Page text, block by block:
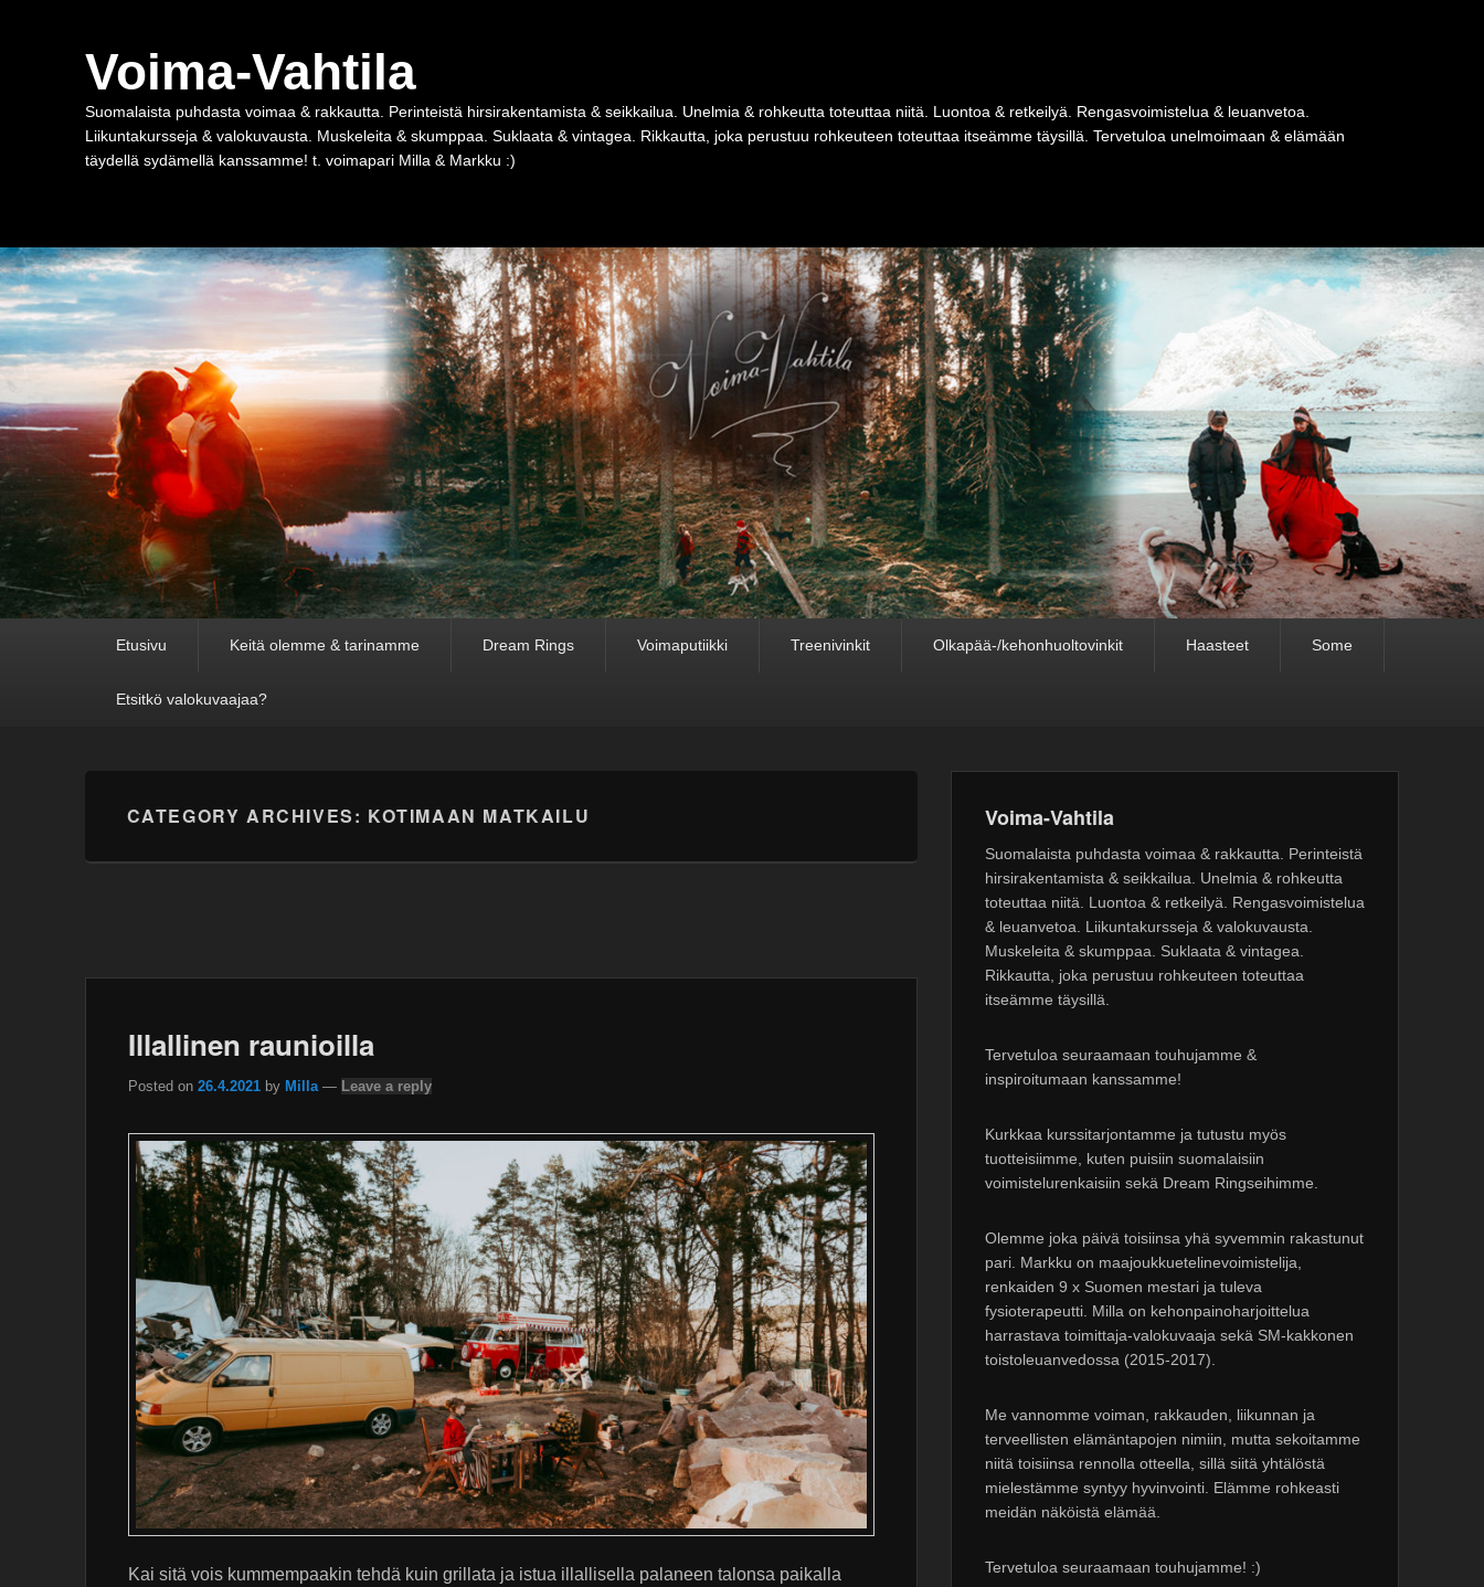
Voima-Vahtila
Suomalaista puhdasta voimaa & rakkautta. Perinteistä hirsirakentamista & seikkailua. Unelmia & rohkeutta toteuttaa niitä. Luontoa & retkeilyä. Rengasvoimistelua & leuanvetoa.
Liikuntakursseja & valokuvausta. Muskeleita & skumppaa. Suklaata & vintagea. Rikkautta, joka perustuu rohkeuteen toteuttaa itseämme täysillä. Tervetuloa unelmoimaan & elämään
täydellä sydämellä kanssamme! t. voimapari Milla & Markku :)
Etusivu Keitä olemme & tarinamme Dream Rings Voimaputiikki Treenivinkit Olkapää-/kehonhuoltovinkit Haasteet Some
Etsitkö valokuvaajaa?
CATEGORY ARCHIVES: KOTIMAAN MATKAILU
Illallinen raunioilla
Posted on 26.4.2021 by Milla — Leave a reply
Kai sitä vois kummempaakin tehdä kuin grillata ja istua illallisella palaneen talonsa paikalla
Voima-Vahtila
Suomalaista puhdasta voimaa & rakkautta. Perinteistä
hirsirakentamista & seikkailua. Unelmia & rohkeutta
toteuttaa niitä. Luontoa & retkeilyä. Rengasvoimistelua
& leuanvetoa. Liikuntakursseja & valokuvausta.
Muskeleita & skumppaa. Suklaata & vintagea.
Rikkautta, joka perustuu rohkeuteen toteuttaa
itseämme täysillä.
Tervetuloa seuraamaan touhujamme &
inspiroitumaan kanssamme!
Kurkkaa kurssitarjontamme ja tutustu myös
tuotteisiimme, kuten puisiin suomalaisiin
voimistelurenkaisiin sekä Dream Ringseihimme.
Olemme joka päivä toisiinsa yhä syvemmin rakastunut
pari. Markku on maajoukkuetelinevoimistelija,
renkaiden 9 x Suomen mestari ja tuleva
fysioterapeutti. Milla on kehonpainoharjoittelua
harrastava toimittaja-valokuvaaja sekä SM-kakkonen
toistoleuanvedossa (2015-2017).
Me vannomme voiman, rakkauden, liikunnan ja
terveellisten elämäntapojen nimiin, mutta sekoitamme
niitä toisiinsa rennolla otteella, sillä siitä yhtälöstä
mielestämme syntyy hyvinvointi. Elämme rohkeasti
meidän näköistä elämää.
Tervetuloa seuraamaan touhujamme! :)